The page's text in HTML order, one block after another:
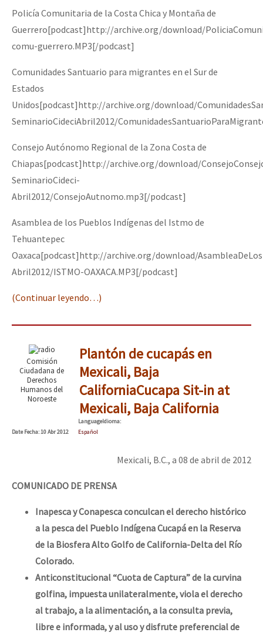
Policía Comunitaria de la Costa Chica y Montaña de
Guerrero[podcast]http://archive.org/download/
comu-guerrero.MP3[/podcast]
Comunidades Santuario para migrantes en el Sur de
Estados
Unidos[podcast]http://archive.org/download/
SeminarioCideciAbril2012/
Consejo Autónomo Regional de la Zona Costa de
Chiapas[podcast]http://archive.org/download/
SeminarioCideci-
Abril2012/ConsejoAutnomo.mp3[/podcast]
Asamblea de los Pueblos Indígenas del Istmo de
Tehuantepec
Oaxaca[podcast]http://archive.org/download/
Abril2012/ISTMO-OAXACA.MP3[/podcast]
(Continuar leyendo…)
Comisión
Ciudadana de
Derechos
Humanos del
Noroeste
Plantón de cucapás en
Mexicali, Baja
CaliforniaCucapa Sit-in at
Mexicali, Baja California
DateFecha: 10 Abr 2012
LanguageIdioma:
Español
Mexicali, B.C., a 08 de abril de 2012
COMUNICADO DE PRENSA
Inapesca y Conapesca conculcan el derecho histórico
a la pesca del Pueblo Indígena Cucapá en la Reserva
de la Biosfera Alto Golfo de California-Delta del Río
Colorado.
Anticonstitucional “Cuota de Captura” de la curvina
golfina, impuesta unilateralmente, viola el derecho
al trabajo, a la alimentación, a la consulta previa,
libre e informada, y al uso y disfrute preferencial de